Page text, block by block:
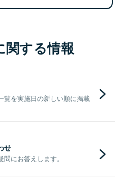
関する情報
覧を実施日の新しい順に掲載
せ
にお答えします。